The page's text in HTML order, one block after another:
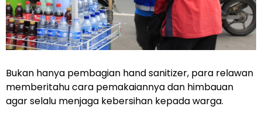
Bukan hanya pembagian hand sanitizer, para relawan
memberitahu cara pemakaiannya dan himbauan
agar selalu menjaga kebersihan kepada warga.